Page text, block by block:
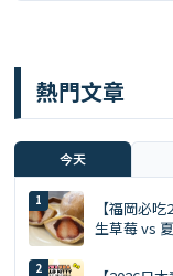
熱門文章
今天
【福岡必
生草莓 vs